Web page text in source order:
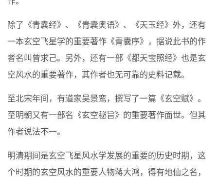
除了《青囊经》、《青囊奥语》、《天玉经》外，还有
一本玄空飞星学的重要著作《青囊序》，据说此书的作
者名叫曾求己。另外，还有一部《都天宝照经》也是玄
空风水的重要著作，其作者也无可靠的史料记载。
至北宋年间，有道家吴景鸾，撰写了一篇《玄空赋》。
至明朝又有一部名《玄空秘旨》的重要著作面世。但其
作者说法不一。
明清期间是玄空飞星风水学发展的重要的历史时期，这
个时期的玄空风水的重要人物蒋大鸿，得有地仙之名，